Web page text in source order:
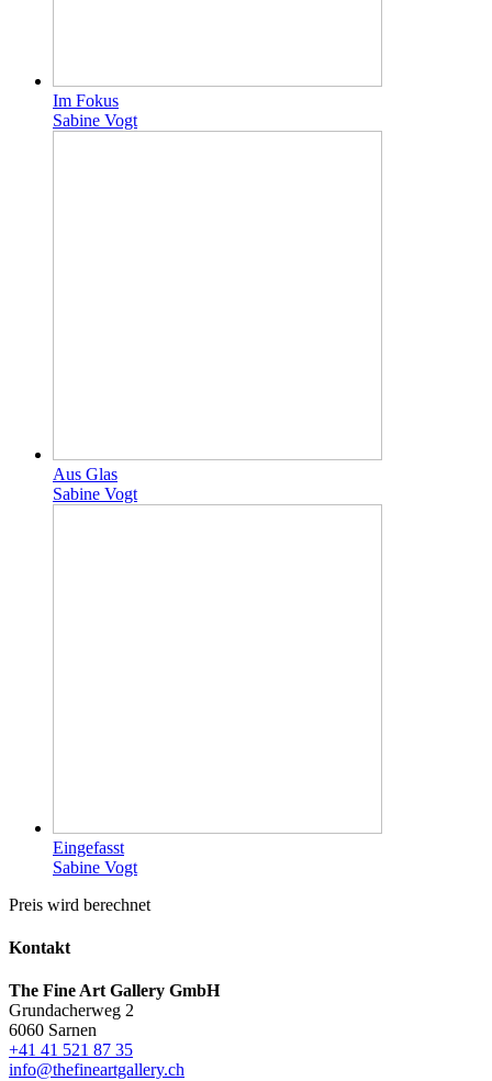
Im Fokus
Sabine Vogt
Aus Glas
Sabine Vogt
Eingefasst
Sabine Vogt
Preis wird berechnet
Kontakt
The Fine Art Gallery GmbH
Grundacherweg 2
6060 Sarnen
+41 41 521 87 35
info@thefineartgallery.ch